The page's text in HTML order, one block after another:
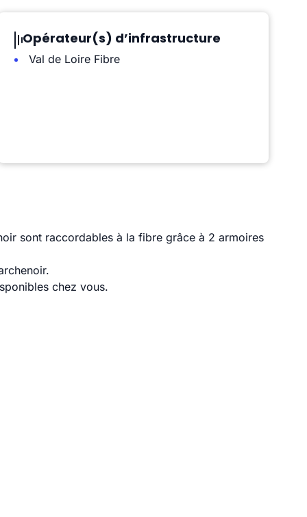
Opérateur(s) d’infrastructure
Val de Loire Fibre
sont raccordables à la fibre grâce à 2 armoires
chez vous.